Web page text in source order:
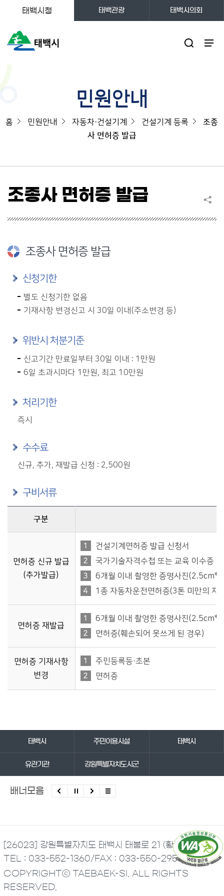
태백시청 태백관광 태백시의회
민원안내
홈 민원안내 자동차·건설기계 건설기계 등록
조종
사 면허증 발급
조종사 면허증 발급
조종사 면허증 발급
신청기한
별도 신청기한 없음
기재사항 변경신고 시 30일 이내(주소변경 등)
위반시 처분기준
신고기간 만료일부터 30일 이내 : 1만원
6일 초과시마다 1만원, 최고 10만원
처리기한
즉시
수수료
신규, 추가, 재발급 신청 : 2,500원
구비서류
구분
면허증 신규 발급
(추가발급)
건설기계면허증 발급 신청서
국가기술자격수첩 또는 교육 이수증
6개월 이내 촬영한 증명사진
1종 자동차운전면허증(3톤 미만의 지
면허증 재발급
6개월 이내 촬영한 증명사진
면허증(훼손되어 못쓰게 된 경우)
면허증 기재사항
변경
주민등록등·초본
면허증
태백시 주민이용시설 태백시
유관기관 강원특별자치도시군
배너모음
[26023] 강원특별자치도 태백시 태붐로 21 (황지동)
TEL : 033-552-1360/FAX : 033-550-2951
COPYRIGHTⓒ TAEBAEK-SI. ALL RIGHTS
RESERVED.